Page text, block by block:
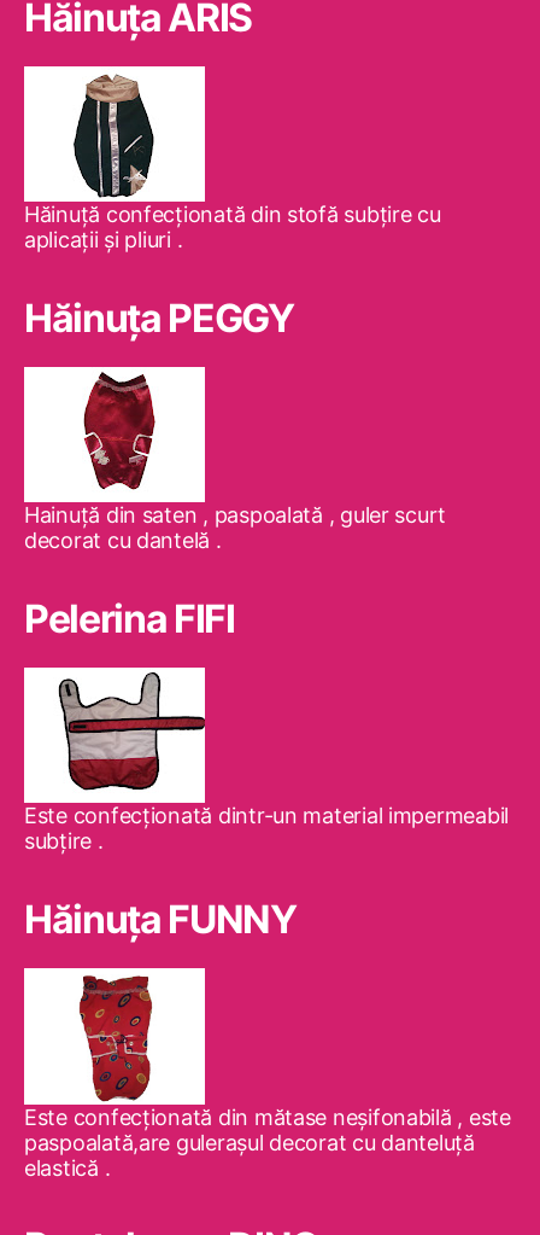
Hăinuţa ARIS
Hăinuţă confecţionată din stofă subţire cu
aplicaţii şi pliuri .
Hăinuţa PEGGY
Hainuţă din saten , paspoalată , guler scurt
decorat cu dantelă .
Pelerina FIFI
Este confecţionată dintr-un material impermeabil
subţire .
Hăinuţa FUNNY
Este confecţionată din mătase neşifonabilă , este
paspoalată,are guleraşul decorat cu danteluţă
elastică .